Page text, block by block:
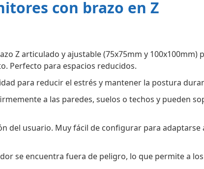
con brazo en Z
Z articulado y ajustable (75x75mm y 100x100mm)
Perfecto para espacios reducidos.
para reducir el estrés y mantener la postura
a las paredes, suelos o techos y pueden
del usuario. Muy fácil de configurar para adaptarse
se encuentra fuera de peligro, lo que permite a